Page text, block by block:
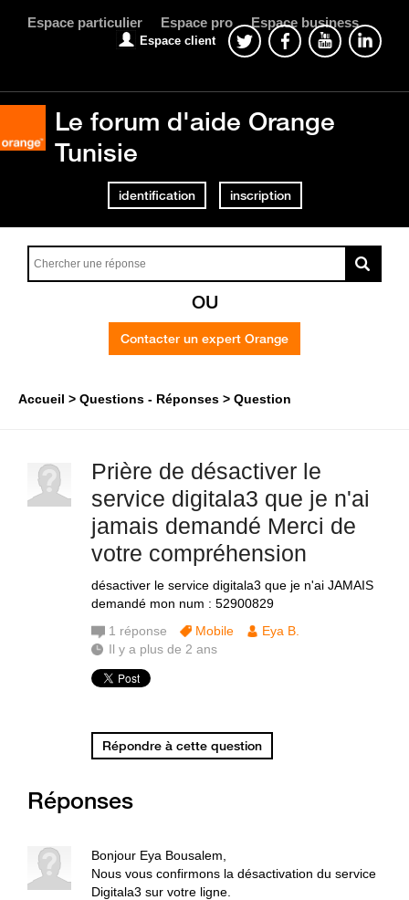
Espace particulier Espace pro Espace business
Espace client
Le forum d'aide Orange
Tunisie
identification inscription
OU
Contacter un expert Orange
Accueil Questions - Réponses Question
Prière de désactiver le
service digitala3 que je n'ai
jamais demandé Merci de
votre compréhension
désactiver le service digitala3 que je n'ai JAMAIS
demandé mon num : 52900829
1 réponse Mobile
Eya B.
Il y a plus de 2 ans
Répondre à cette question
Réponses
Bonjour Eya Bousalem,
Nous vous confirmons la désactivation du service
Digitala3 sur votre ligne.